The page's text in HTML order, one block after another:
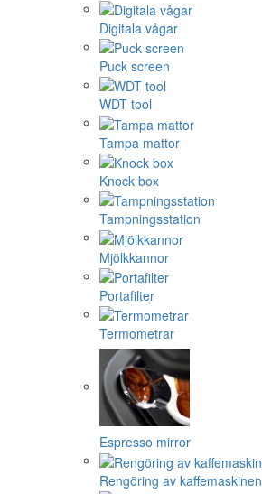
Digitala vågar
Puck screen
WDT tool
Tampa mattor
Knock box
Tampningsstation
Mjölkkannor
Portafilter
Termometrar
Espresso mirror
Rengöring av kaffemaskinen